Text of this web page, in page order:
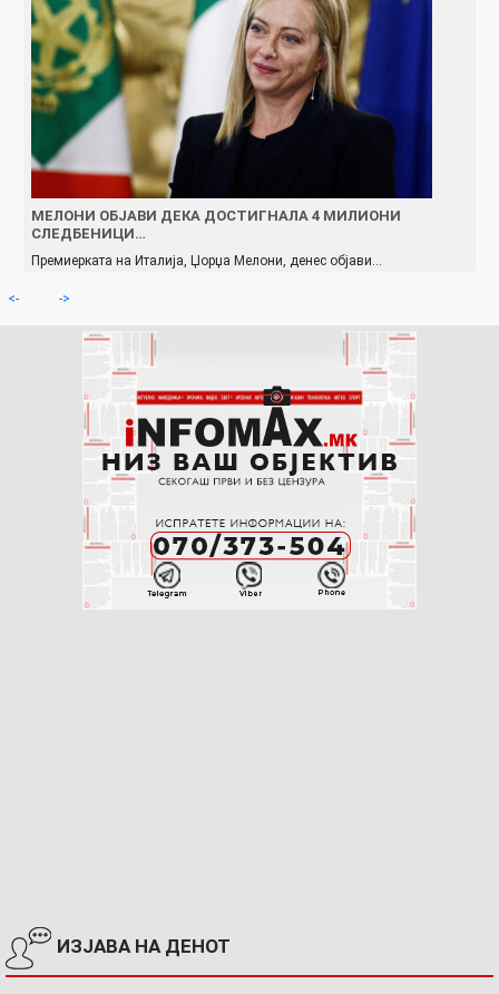
МЕЛОНИ ОБЈАВИ ДЕКА ДОСТИГНАЛА 4 МИЛИОНИ
СЛЕДБЕНИЦИ…
Премиерката на Италија, Џорџа Мелони, денес објави…
<- ->
ИЗЈАВА НА ДЕНОТ